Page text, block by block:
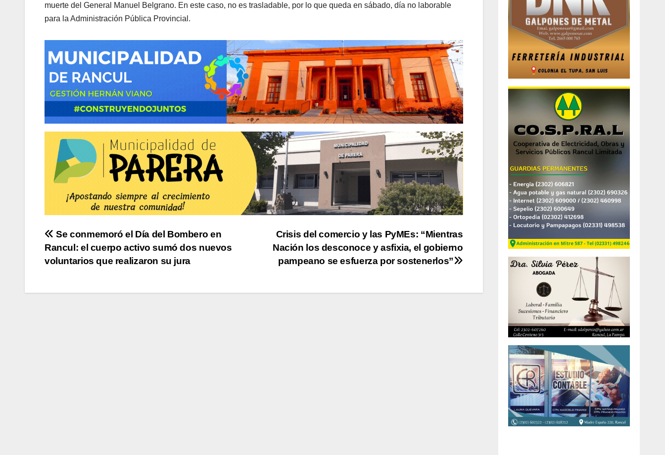
muerte del General Manuel Belgrano. En este caso, no es trasladable, por lo que queda en sábado, día no laborable
para la Administración Pública Provincial.
Navegación
de
Crisis del comercio y las PyMEs: “Mientras
Nación los desconoce y asfixia, el gobierno
pampeano se esfuerza por sostenerlos”
Se conmemoró el Día del Bombero en
Rancul: el cuerpo activo sumó dos nuevos
voluntarios que realizaron su jura